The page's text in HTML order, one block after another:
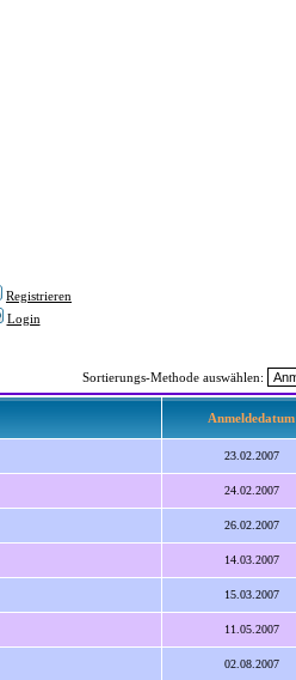
Registrieren
Login
Sortierungs-Methode auswählen:
Anmeldedatum
23.02.2007
24.02.2007
26.02.2007
14.03.2007
15.03.2007
11.05.2007
02.08.2007